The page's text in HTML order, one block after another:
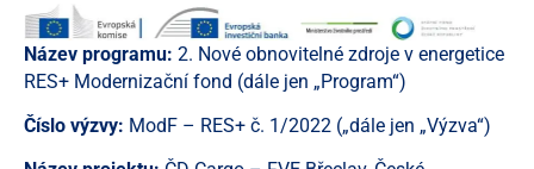
Název programu: 2. Nové obnovitelné zdroje v energetice
RES+ Modernizační fond (dále jen „Program“)
Číslo výzvy: ModF – RES+ č. 1/2022 („dále jen „Výzva“)